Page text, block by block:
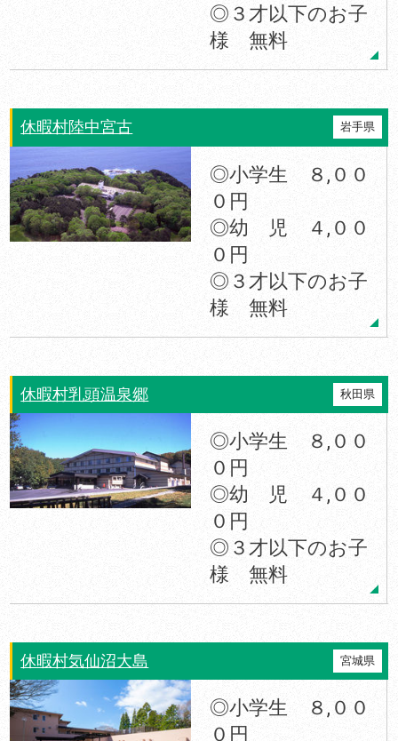
◎３才以下のお子
様 無料
休暇村陸中宮古 岩手県
◎小学生 ８,００
０円
◎幼 児 ４,００
０円
◎３才以下のお子
様 無料
休暇村乳頭温泉郷 秋田県
◎小学生 ８,００
０円
◎幼 児 ４,００
０円
◎３才以下のお子
様 無料
休暇村気仙沼大島 宮城県
◎小学生 ８,００
０円